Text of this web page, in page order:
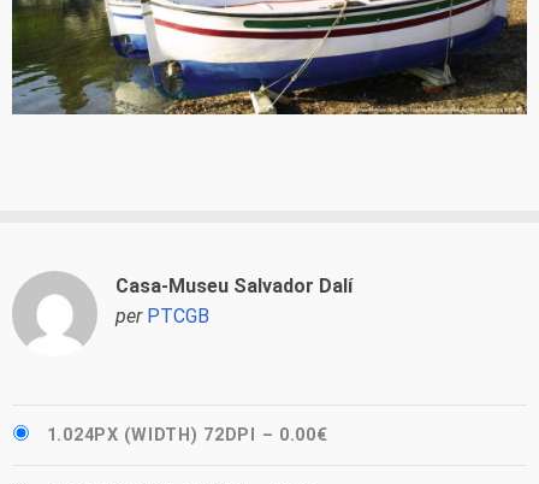
Casa-Museu Salvador Dalí
per PTCGB
1.024PX (WIDTH) 72DPI – 0.00€